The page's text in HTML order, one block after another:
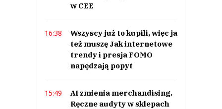
Nie znaleziono komentarzy
Zostaw swoje komentarze
Imię (Wymagane)
Anuluj
w CEE
16:38
Wszyscy już to kupili, więc ja
też muszę Jak internetowe
trendy i presja FOMO
napędzają popyt
15:49
AI zmienia merchandising.
Ręczne audyty w sklepach